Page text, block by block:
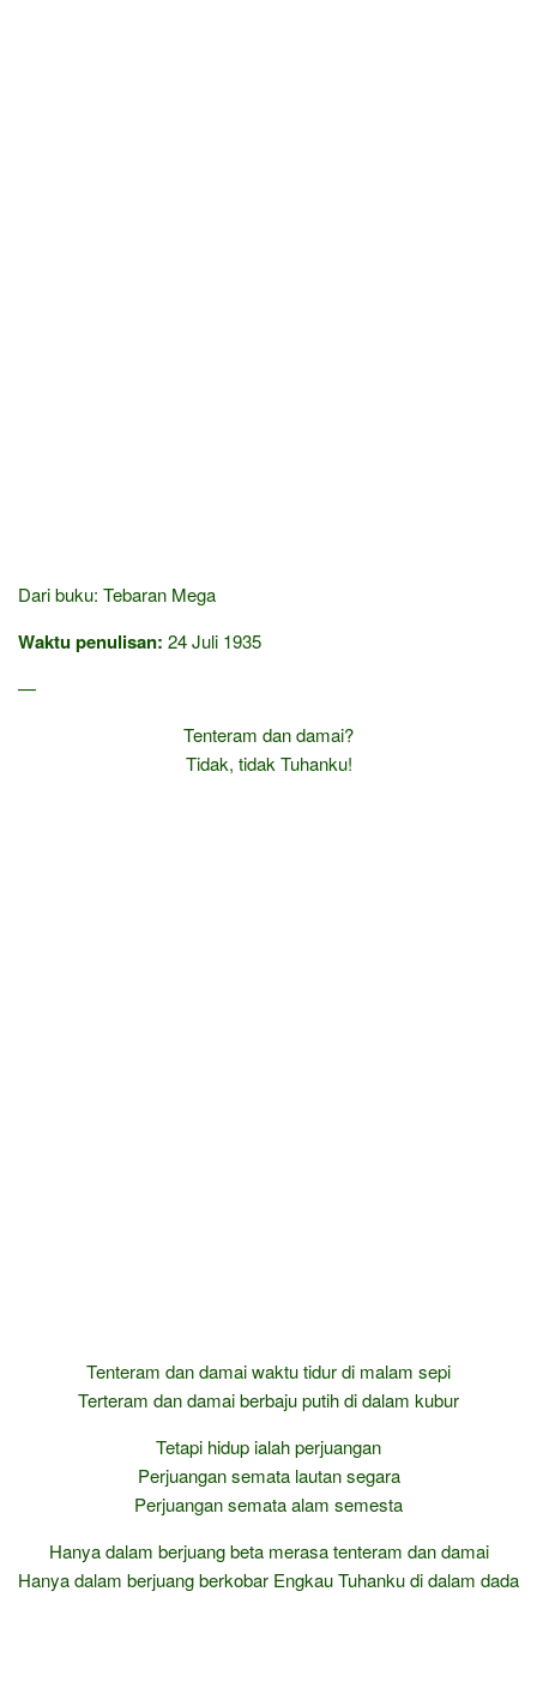
Dari buku: Tebaran Mega
Waktu penulisan: 24 Juli 1935
—
Tenteram dan damai?
Tidak, tidak Tuhanku!
Tenteram dan damai waktu tidur di malam sepi
Terteram dan damai berbaju putih di dalam kubur
Tetapi hidup ialah perjuangan
Perjuangan semata lautan segara
Perjuangan semata alam semesta
Hanya dalam berjuang beta merasa tenteram dan damai
Hanya dalam berjuang berkobar Engkau Tuhanku di dalam dada